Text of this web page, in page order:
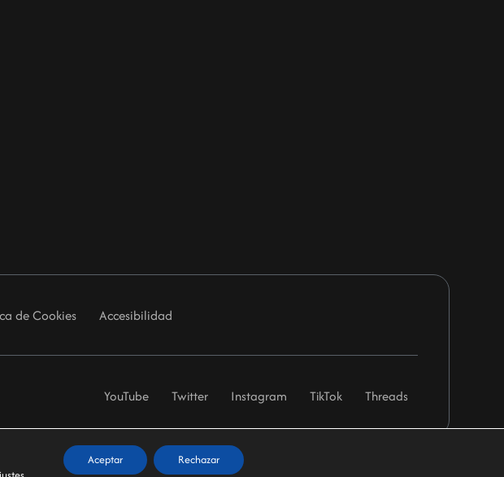
de Cookies Accesibilidad
YouTube Twitter Instagram TikTok Threads
Aceptar Rechazar